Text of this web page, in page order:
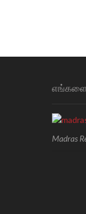
எங்களை
Madras